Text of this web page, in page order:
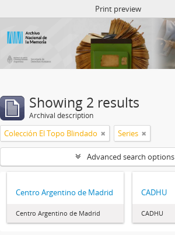
Print preview
Showing 2 results
Archival description
Colección El Topo Blindado Series
Advanced search options
Centro Argentino de Madrid
Centro Argentino de Madrid
CADHU
CADHU